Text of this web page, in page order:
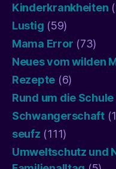
Kinderkrankheiten
Lustig (59)
Mama Error (73)
Neues vom wilden
Rezepte (6)
Rund um die Schule
Schwangerschaft
seufz (111)
Umweltschutz und